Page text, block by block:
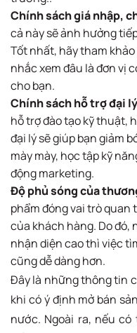
Chính sách giá nhập,
cả này sẽ ảnh hưởng
Tốt nhất, hãy tham
nhắc xem đâu là đơn vị
cho bạn.
Chính sách hỗ trợ đại
hỗ trợ đào tạo kỹ thuật,
đại lý sẽ giúp bạn giảm
mày mày, học tập kỹ
động marketing.
Độ phủ sóng của
phẩm đóng vai trò quan
của khách hàng. Do đó,
nhận diện cao thì việc
cũng dễ dàng hơn.
Đây là những thông tin
khi có ý định mở bán
nước. Ngoài ra, nếu